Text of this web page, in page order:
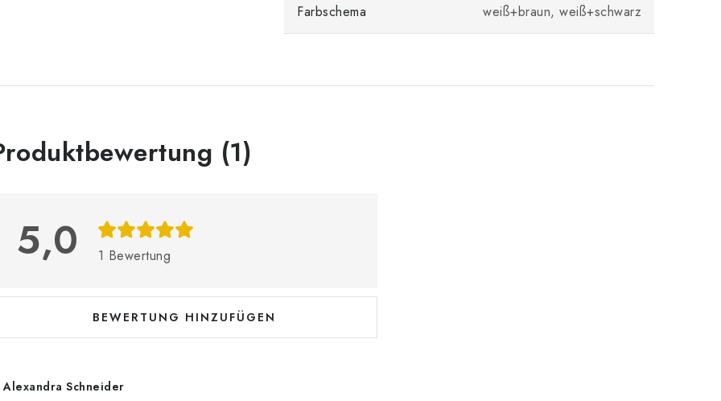
Farbschema weiß+braun, weiß+schwarz
(1)
5,0 1 Bewertung
BEWERTUNG HINZUFÜGEN
Alexandra Schneider